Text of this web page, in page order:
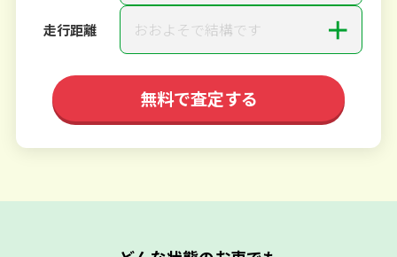
走行距離 おおよそで結構です ＋
無料で査定する